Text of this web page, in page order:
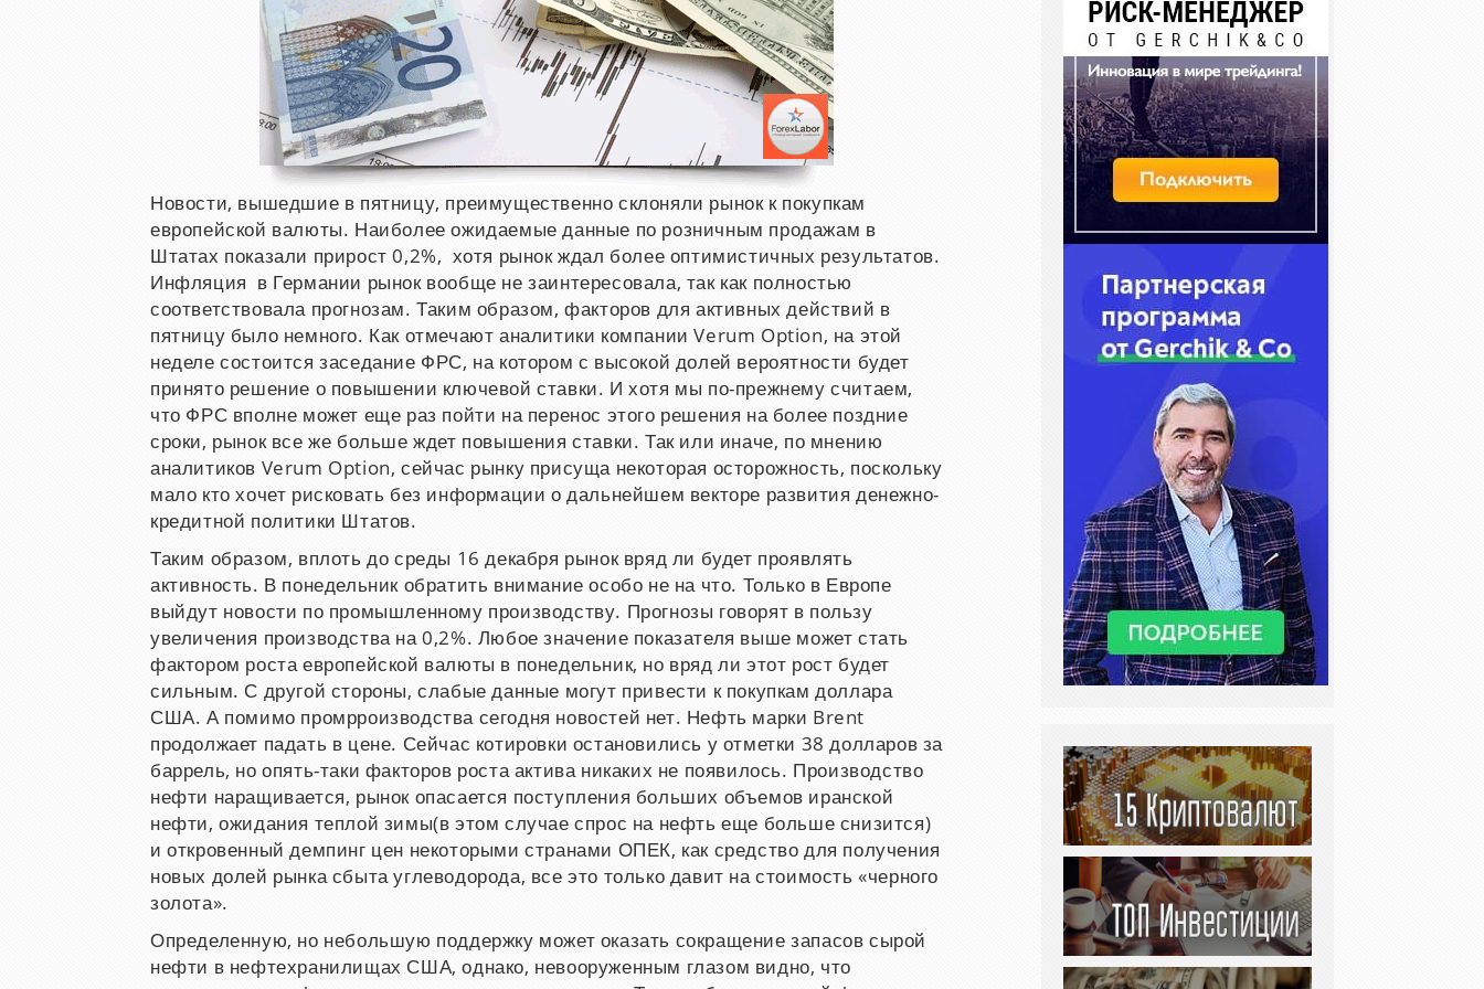
Новости, вышедшие в пятницу, преимущественно склоняли рынок к покупкам
европейской валюты. Наиболее ожидаемые данные по розничным продажам в
Штатах показали прирост 0,2%, хотя рынок ждал более оптимистичных результатов.
Инфляция в Германии рынок вообще не заинтересовала, так как полностью
соответствовала прогнозам. Таким образом, факторов для активных действий в
пятницу было немного. Как отмечают аналитики компании Verum Option, на этой
неделе состоится заседание ФРС, на котором с высокой долей вероятности будет
принято решение о повышении ключевой ставки. И хотя мы по-прежнему считаем,
что ФРС вполне может еще раз пойти на перенос этого решения на более поздние
сроки, рынок все же больше ждет повышения ставки. Так или иначе, по мнению
аналитиков Verum Option, сейчас рынку присуща некоторая осторожность, поскольку
мало кто хочет рисковать без информации о дальнейшем векторе развития денежно-
кредитной политики Штатов.
Таким образом, вплоть до среды 16 декабря рынок вряд ли будет проявлять
активность. В понедельник обратить внимание особо не на что. Только в Европе
выйдут новости по промышленному производству. Прогнозы говорят в пользу
увеличения производства на 0,2%. Любое значение показателя выше может стать
фактором роста европейской валюты в понедельник, но вряд ли этот рост будет
сильным. С другой стороны, слабые данные могут привести к покупкам доллара
США. А помимо промрроизводства сегодня новостей нет. Нефть марки Brent
продолжает падать в цене. Сейчас котировки остановились у отметки 38 долларов за
баррель, но опять-таки факторов роста актива никаких не появилось. Производство
нефти наращивается, рынок опасается поступления больших объемов иранской
нефти, ожидания теплой зимы(в этом случае спрос на нефть еще больше снизится)
и откровенный демпинг цен некоторыми странами ОПЕК, как средство для получения
новых долей рынка сбыта углеводорода, все это только давит на стоимость «черного
золота».
Определенную, но небольшую поддержку может оказать сокращение запасов сырой
нефти в нефтехранилищах США, однако, невооруженным глазом видно, что